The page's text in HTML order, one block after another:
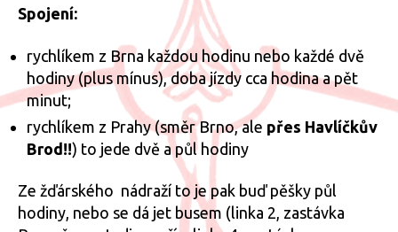
Spojení:
rychlíkem z Brna každou hodinu nebo každé dvě
hodiny (plus mínus), doba jízdy cca hodina a pět
minut;
rychlíkem z Prahy (směr Brno, ale přes Havlíčkův
Brod!!) to jede dvě a půl hodiny
Ze žďárského nádraží to je pak buď pěšky půl
hodiny, nebo se dá jet busem (linka 2, zastávka